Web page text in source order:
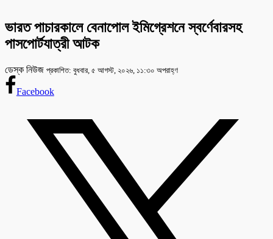
ভারত পাচারকালে বেনাপোল ইমিগ্রেশনে স্বর্ণেবারসহ
পাসপোর্টযাত্রী আটক
ডেস্ক নিউজ প্রকাশিত: বুধবার, ৫ আগস্ট, ২০২৬, ১১:৩০ অপরাহ্ণ
Facebook